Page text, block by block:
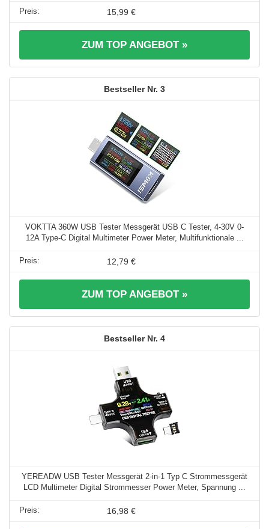
15,99 €
ZUM TOP ANGEBOT »
3
VOKTTA 360W USB Tester Messgerät USB C Tester, 4-30V 0-
12A Type-C Digital Multimeter Power Meter, Multifunktionale ...
12,79 €
ZUM TOP ANGEBOT »
4
YEREADW USB Tester Messgerät 2-in-1 Typ C Strommessgerät
LCD Multimeter Digital Strommesser Power Meter, Spannung ...
16,98 €